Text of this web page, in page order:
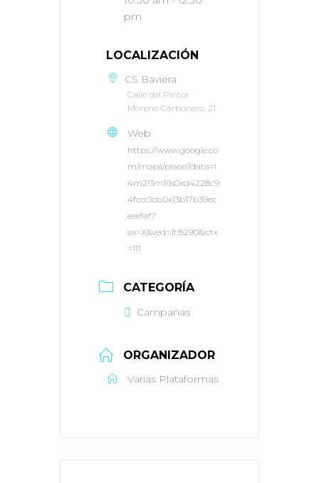
pm
LOCALIZACIÓN
CS Baviera
Calle del Pintor
Moreno Carbonero, 21
Web
https://www.google.co
m/maps/place//data=!
4m2!3m1!1s0xd4228c9
4fccc1cb:0x13b17b39ec
eeefaf?
sa=X&ved=1t:8290&ictx
=111
CATEGORÍA
Campañas
ORGANIZADOR
Varias Plataformas